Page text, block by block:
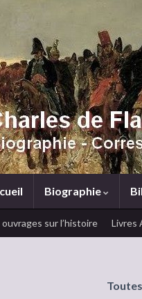
Biographie
ouvrages sur l’histoire Livres